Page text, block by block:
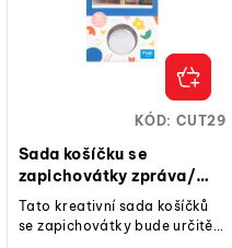
Sada košíčku se
zapichovátky zpráva/
message 24 ks
Tato kreativní sada košíčků
se zapichovátky bude určitě
KÓD: CUT29